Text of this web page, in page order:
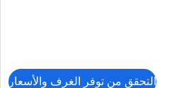
التحقق من توفر الغرف والأسعار